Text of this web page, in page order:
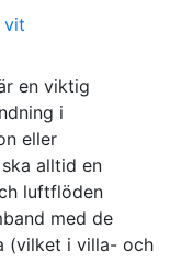
en viktig
i
eller
alltid en
luftflöden
med de
(vilket i villa- och